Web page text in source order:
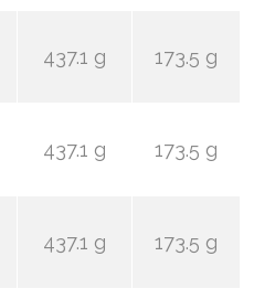
437.1 g 173.5 g
437.1 g 173.5 g
437.1 g 173.5 g